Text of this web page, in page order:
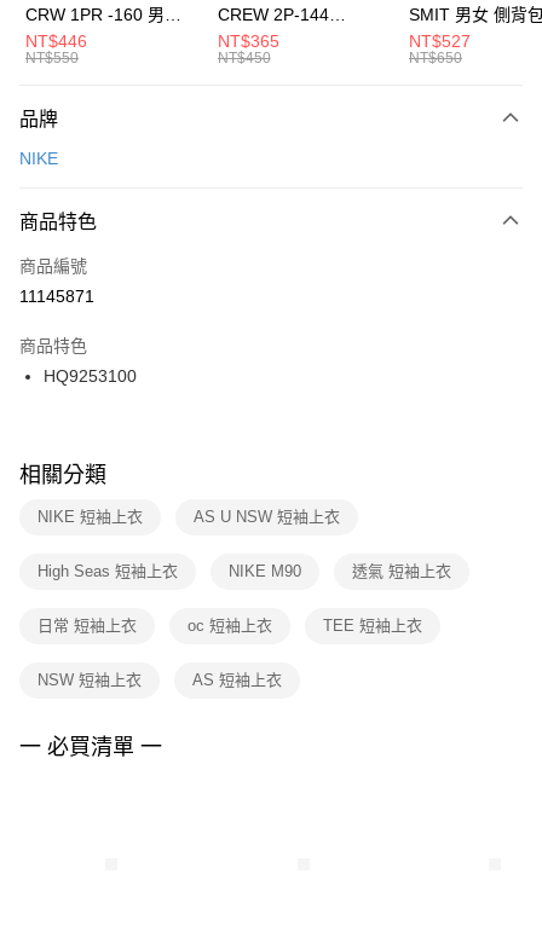
元大商業銀行
台灣樂天信用卡公司
全盈+PAY
AFTEE先享後付
【關於「AFTEE先享後付」】
便利好安心！
３．安心：先確認商品／服務後，再付款。
【「AFTEE先享後付」結帳流程】
１．於結帳方式選擇「AFTEE先享後付」後，將跳轉至「AFTEE先享後付」
２．訂單成立數日內，您將收到繳費通知簡訊。
３．收到繳費通知簡訊後14天內，點擊此簡訊中的連結，可透過四大超商／
ATM／網路銀行／等多元方式進行付款，方視為交易完成。
※ 交易是否成功請以「AFTEE先享後付 」之結帳頁面顯示為準，若有關於
是否繳費成功／繳費後需取消欲退款等相關疑問，請聯繫「AFTEE先享後付
客戶支援中心」https://netprotections.freshdesk.com/support/home
１．透過由恩沛科技股份有限公司提供之「AFTEE先享後付」服務完成之交
權轉讓予恩沛科技股份有限公司。
３．未成年的使用者請事先徵得法定代理人或監護人之同意方可使用
４．使用「AFTEE先享後付」時，將依據個別帳號之用戶狀況，依本公司即
運送方式
每筆NT$100，滿NT$1,500(含以上)免運費
宅配
每筆NT$100，滿NT$1,500(含以上)免運費
付款後門市自取
每筆NT$100，滿NT$1,500(含以上)免運費
CRW 1PR -160 男女
中統襪 FZ3393100
NT$446
NT$550
CREW 2P-144
EMBRDY 男女 短統襪
FZ3073133
NT$365
NT$450
SMIT 男女 側背
BA5871010
NT$527
NT$650
品牌
NIKE
商品特色
商品編號
11145871
商品特色
HQ9253100
相關分類
NIKE 短袖上衣 AS U NSW 短袖上衣
High Seas 短袖上衣 NIKE M90 透氣 短袖上衣
日常 短袖上衣 oc 短袖上衣 TEE 短袖上衣
NSW 短袖上衣 AS 短袖上衣
一 必買清單 一